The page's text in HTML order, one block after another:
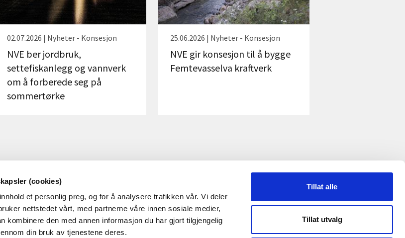
(cookies)
et personlig preg, og for å analysere trafikken vår. Vi deler
nettstedet vårt, med partnerne våre innen sosiale medier,
kombinere den med annen informasjon du har gjort tilgjengelig
din bruk av tjenestene deres.
Tillat alle
Tillat utvalg
02.07.2026 | Nyheter - Konsesjon
NVE ber jordbruk,
settefiskanlegg og vannverk
om å forberede seg på
sommertørke
25.06.2026 | Nyheter - Konsesjon
NVE gir konsesjon til å bygge
Femtevasselva kraftverk
OM NETTSTEDET
Personvern og cookies
RME
Reguleringsmyndigheten